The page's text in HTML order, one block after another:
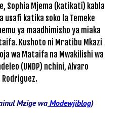
Sophia Mjema (katikati) kabla
usafi katika soko la Temeke
ya maadhimisho ya miaka
Kushoto ni Mratibu Mkazi
wa Mataifa na Mwakilishi wa
(UNDP) nchini, Alvaro
Rodriguez.
Mzige wa Modewjiblog)